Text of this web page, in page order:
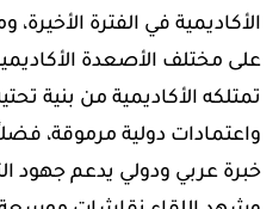
الأكاديمية في الفترة
على مختلف الأصعدة
تمتلكه الأكاديمية من بنية
واعتمادات دولية مرموقة،
خبرة عربي ودولي يدعم جهود